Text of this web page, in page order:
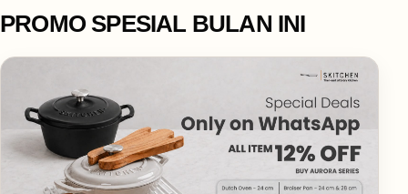
PROMO SPESIAL BULAN INI